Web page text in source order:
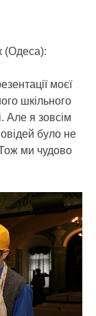
(Одеса):
моєї
шкільного
Але я зовсім
було не
ми чудово